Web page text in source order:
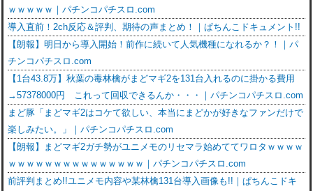
ｗｗｗｗｗ｜パチンコパチスロ.com
導入直前！2ch反応＆評判、期待の声まとめ！｜ぱちんこドキュメント!!
【朗報】明日から導入開始！前作に続いて人気機種になれるか？！｜パ
チンコパチスロ.com
【1台43.8万】秋葉の毒林檎がまどマギ2を131台入れるのに掛かる費用
→57378000円 これって回収できるんか・・・｜パチンコパチスロ.com
まど豚「まどマギ2はコケて欲しい、本当にまどかが好きなファンだけで
楽しみたい。」｜パチンコパチスロ.com
【朗報】まどマギ2ガチ勢がユニメモのリセマラ始めててワロタｗｗｗｗ
ｗｗｗｗｗｗｗｗｗｗｗｗｗｗｗ｜パチンコパチスロ.com
前評判まとめ!!ユニメモ内容や某林檎131台導入画像も!!｜ぱちんこドキ